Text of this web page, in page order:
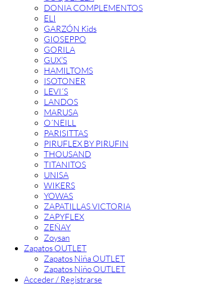
DONIA COMPLEMENTOS
ELI
GARZÓN Kids
GIOSEPPO
GORILA
GUX’S
HAMILTOMS
ISOTONER
LEVI´S
LANDOS
MARUSA
O´NEILL
PARISITTAS
PIRUFLEX BY PIRUFIN
THOUSAND
TITANITOS
UNISA
WIKERS
YOWAS
ZAPATILLAS VICTORIA
ZAPYFLEX
ZEÑAY
Zoysan
Zapatos OUTLET
Zapatos Niña OUTLET
Zapatos Niño OUTLET
Acceder / Registrarse